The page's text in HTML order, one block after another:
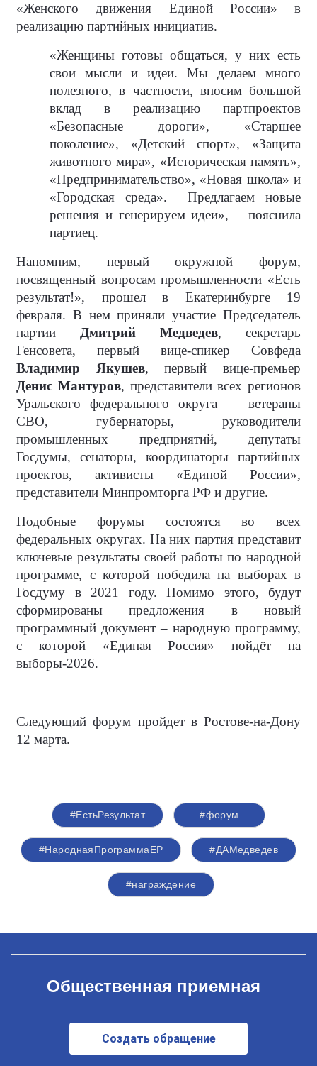
«Женского движения Единой России» в
реализацию партийных инициатив.
«Женщины готовы общаться, у них есть
свои мысли и идеи. Мы делаем много
полезного, в частности, вносим большой
вклад в реализацию партпроектов
«Безопасные дороги», «Старшее
поколение», «Детский спорт», «Защита
животного мира», «Историческая память»,
«Предпринимательство», «Новая школа» и
«Городская среда». Предлагаем новые
решения и генерируем идеи», – пояснила
партиец.
Напомним, первый окружной форум,
посвященный вопросам промышленности «Есть
результат!», прошел в Екатеринбурге 19
февраля. В нем приняли участие Председатель
партии Дмитрий Медведев, секретарь
Генсовета, первый вице-спикер Совфеда
Владимир Якушев, первый вице-премьер
Денис Мантуров, представители всех регионов
Уральского федерального округа — ветераны
СВО, губернаторы, руководители
промышленных предприятий, депутаты
Госдумы, сенаторы, координаторы партийных
проектов, активисты «Единой России»,
представители Минпромторга РФ и другие.
Подобные форумы состоятся во всех
федеральных округах. На них партия представит
ключевые результаты своей работы по народной
программе, с которой победила на выборах в
Госдуму в 2021 году. Помимо этого, будут
сформированы предложения в новый
программный документ – народную программу,
с которой «Единая Россия» пойдёт на
выборы-2026.
Следующий форум пройдет в Ростове-на-Дону
12 марта.
#ЕстьРезультат #форум
#НароднаяПрограммаЕР #ДАМедведев
#награждение
Общественная приемная
Создать обращение